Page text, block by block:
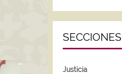
SECCIONES
Justicia